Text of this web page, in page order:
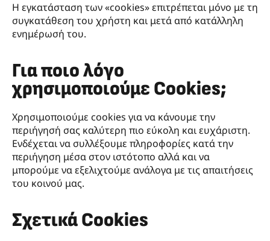
Η εγκατάσταση των «cookies» επιτρέπεται μόνο με τη
συγκατάθεση του χρήστη και μετά από κατάλληλη
ενημέρωσή του.
Για ποιο λόγο
χρησιμοποιούμε Cookies;
Χρησιμοποιούμε cookies για να κάνουμε την
περιήγησή σας καλύτερη πιο εύκολη και ευχάριστη.
Ενδέχεται να συλλέξουμε πληροφορίες κατά την
περιήγηση μέσα στον ιστότοπο αλλά και να
μπορούμε να εξελιχτούμε ανάλογα με τις απαιτήσεις
του κοινού μας.
Σχετικά Cookies